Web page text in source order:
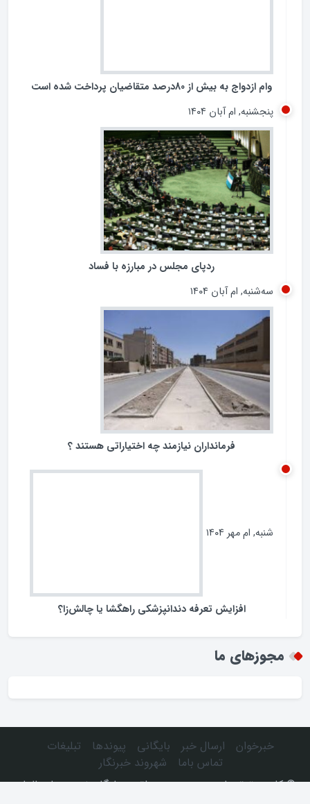
وام ازدواج به بیش از 80درصد متقاضیان پرداخت شده است
پنجشنبه, ام آبان ۱۴۰۴
ردپای مجلس در مبارزه با فساد
سه‌شنبه, ام آبان ۱۴۰۴
فرمانداران نیازمند چه اختیاراتی هستند ؟
شنبه, ام مهر ۱۴۰۴
افزایش تعرفه دندانپزشکی راهگشا یا چالش‌زا؟
مجوزهای ما
خبرخوان ارسال خبر بایگانی پیوندها
تبلیغات
تماس باما
شهروند خبرنگار
© كليه حقوق مادی و معنوی، متعلق به پایگاه خبری دیار عالمان